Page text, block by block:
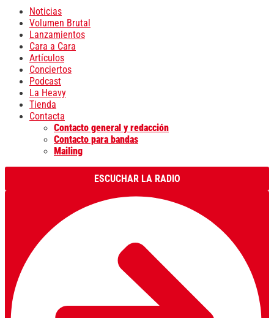
Noticias
Volumen Brutal
Lanzamientos
Cara a Cara
Artículos
Conciertos
Podcast
La Heavy
Tienda
Contacta
Contacto general y redacción
Contacto para bandas
Mailing
ESCUCHAR LA RADIO